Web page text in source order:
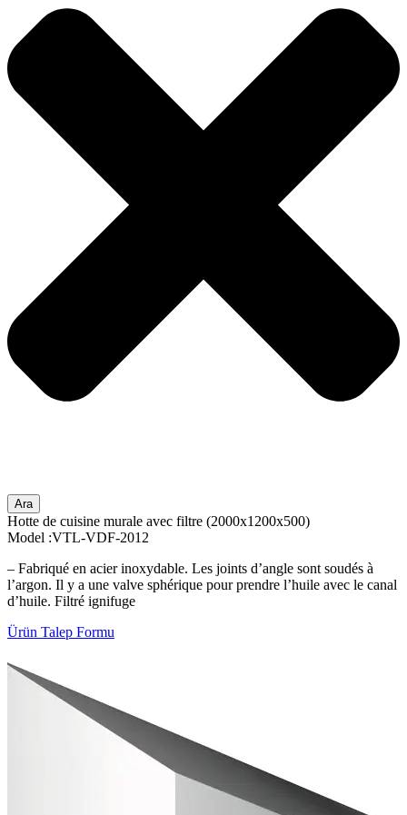
Ara
Hotte de cuisine murale avec filtre (2000x1200x500)
Model :VTL-VDF-2012
– Fabriqué en acier inoxydable. Les joints d’angle sont soudés à
l’argon. Il y a une valve sphérique pour prendre l’huile avec le canal
d’huile. Filtré ignifuge
Ürün Talep Formu